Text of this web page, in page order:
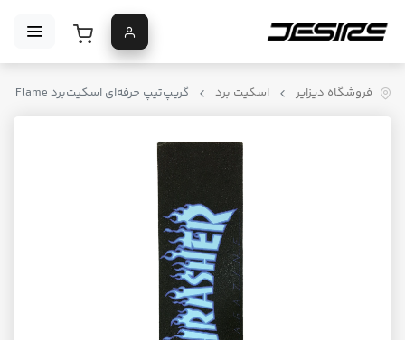
فروشگاه دیزایر اسکیت برد گریپ‌تیپ حرفه‌ای اسکیت‌برد Thrasher x Mob Japan Flame